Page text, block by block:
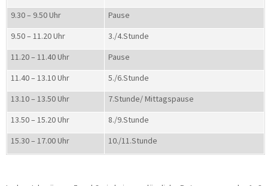
9.30 – 9.50 Uhr
Pause
9.50 – 11.20 Uhr
3./4.Stunde
11.20 – 11.40 Uhr
Pause
11.40 – 13.10 Uhr
5./6.Stunde
13.10 – 13.50 Uhr
7.Stunde/ Mittagspause
13.50 – 15.20 Uhr
8./9.Stunde
15.30 – 17.00 Uhr
10./11.Stunde